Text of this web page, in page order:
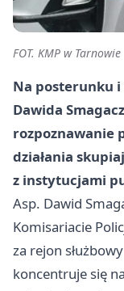
FOT. KMP w Tarnowie
Na posterunku
Dawida
rozpoznawanie
działania
z instytucjami
Asp. Dawid
Komisariacie
za rejon
koncentruje się